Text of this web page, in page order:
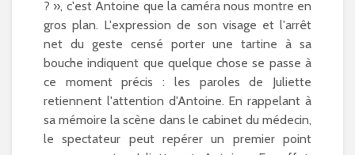
? », c'est Antoine que la caméra nous montre en
gros plan. L'expression de son visage et l'arrêt
net du geste censé porter une tartine à sa
bouche indiquent que quelque chose se passe à
ce moment précis : les paroles de Juliette
retiennent l'attention d'Antoine. En rappelant à
sa mémoire la scène dans le cabinet du médecin,
le spectateur peut repérer un premier point